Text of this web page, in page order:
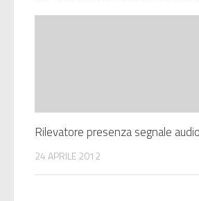
Rilevatore presenza segnale audio
24 APRILE 2012